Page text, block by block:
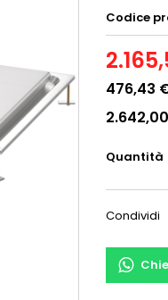
Codice
476,43
Quantità
Condividi